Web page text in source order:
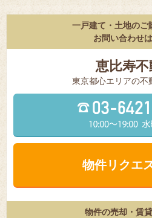
一戸建て・土地のご
お問い合わせ
恵比寿
東京都⼼エリアの不
物件リクエ
物件の売却・賃